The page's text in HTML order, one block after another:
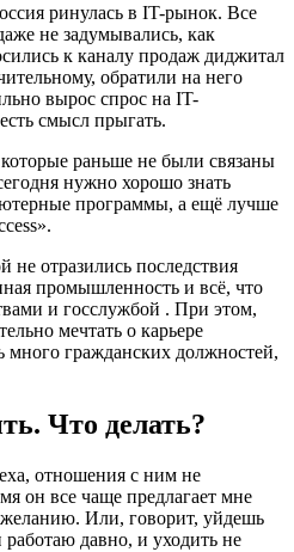
ринулась в IT-рынок. Все
не задумывались, как
к каналу продаж диджитал
обратили на него
вырос спрос на IT-
смысл прыгать.
раньше не были связаны
нужно хорошо знать
программы, а ещё лучше
не отразились последствия
промышленность и всё, что
и госслужбой . При этом,
мечтать о карьере
много гражданских должностей,
Что делать?
отношения с ним не
он все чаще предлагает мне
Или, говорит, уйдешь
давно, и уходить не